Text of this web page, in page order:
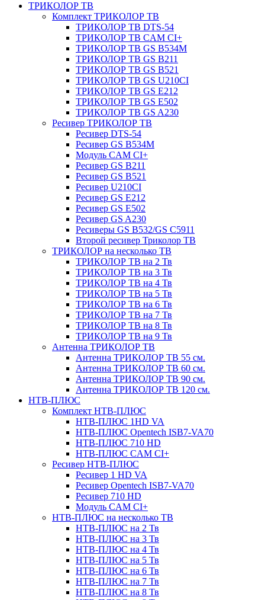
ТРИКОЛОР ТВ
Комплект ТРИКОЛОР ТВ
ТРИКОЛОР ТВ DTS-54
ТРИКОЛОР ТВ CAM CI+
ТРИКОЛОР ТВ GS B534M
ТРИКОЛОР ТВ GS B211
ТРИКОЛОР ТВ GS B521
ТРИКОЛОР ТВ GS U210CI
ТРИКОЛОР ТВ GS E212
ТРИКОЛОР ТВ GS E502
ТРИКОЛОР ТВ GS A230
Ресивер ТРИКОЛОР ТВ
Ресивер DTS-54
Ресивер GS B534M
Модуль CAM CI+
Ресивер GS B211
Ресивер GS B521
Ресивер U210CI
Ресивер GS E212
Ресивер GS E502
Ресивер GS A230
Ресиверы GS B532/GS C5911
Второй ресивер Триколор ТВ
ТРИКОЛОР на несколько ТВ
ТРИКОЛОР ТВ на 2 Тв
ТРИКОЛОР ТВ на 3 Тв
ТРИКОЛОР ТВ на 4 Тв
ТРИКОЛОР ТВ на 5 Тв
ТРИКОЛОР ТВ на 6 Тв
ТРИКОЛОР ТВ на 7 Тв
ТРИКОЛОР ТВ на 8 Тв
ТРИКОЛОР ТВ на 9 Тв
Антенна ТРИКОЛОР ТВ
Антенна ТРИКОЛОР ТВ 55 см.
Антенна ТРИКОЛОР ТВ 60 см.
Антенна ТРИКОЛОР ТВ 90 см.
Антенна ТРИКОЛОР ТВ 120 см.
НТВ-ПЛЮС
Комплект НТВ-ПЛЮС
НТВ-ПЛЮС 1HD VA
НТВ-ПЛЮС Opentech ISB7-VA70
НТВ-ПЛЮС 710 HD
НТВ-ПЛЮС CAM CI+
Ресивер НТВ-ПЛЮС
Ресивер 1 HD VA
Ресивер Opentech ISB7-VA70
Ресивер 710 HD
Модуль CAM CI+
НТВ-ПЛЮС на несколько ТВ
НТВ-ПЛЮС на 2 Тв
НТВ-ПЛЮС на 3 Тв
НТВ-ПЛЮС на 4 Тв
НТВ-ПЛЮС на 5 Тв
НТВ-ПЛЮС на 6 Тв
НТВ-ПЛЮС на 7 Тв
НТВ-ПЛЮС на 8 Тв